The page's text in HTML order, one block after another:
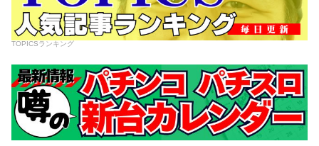
TOPICSランキング